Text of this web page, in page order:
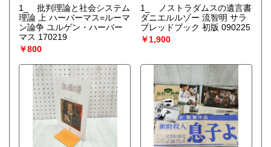
1_ 批判理論と社会システム
理論 上 ハーバーマス=ルーマ
ン論争 ユルゲン・ハーバー
マス 170219
￥800
1_ ノストラダムスの遺言書
ダニエルルゾー 流智明 サラ
ブレッドブック 初版 090225
￥1,900